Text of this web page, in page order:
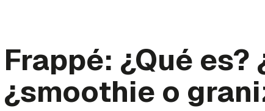
Frappé: ¿Qué es?
¿smoothie o